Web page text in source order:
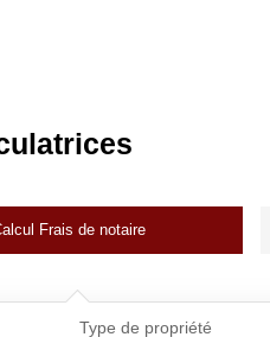
Frais de notaire